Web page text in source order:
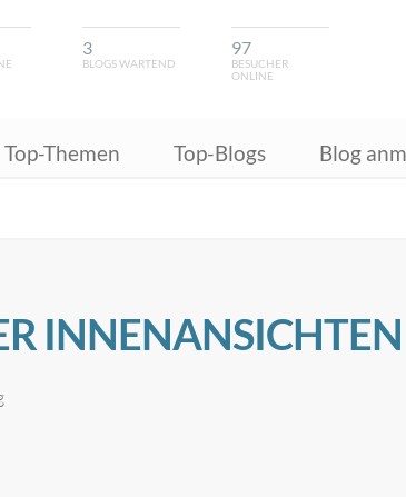
3
BLOGS WARTEND
97
BESUCHER
ONLINE
Top-Themen Top-Blogs Blog
INNENANSICHTEN